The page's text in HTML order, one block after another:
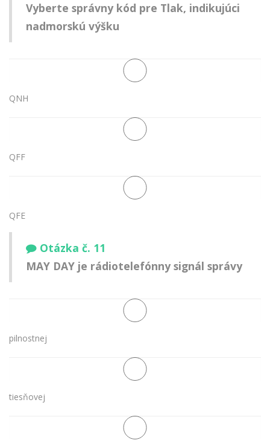
Vyberte správny kód pre Tlak, indikujúci
nadmorskú výšku
QNH
QFF
QFE
Otázka č. 11
MAY DAY je rádiotelefónny signál správy
pilnostnej
tiesňovej